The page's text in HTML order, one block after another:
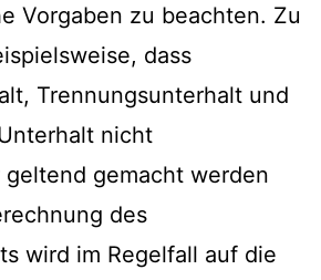
Vorgaben zu beachten. Zu
dass
Trennungsunterhalt und
nicht
gemacht werden
des
wird im Regelfall auf die